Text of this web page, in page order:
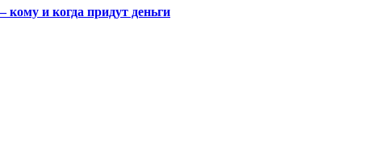
и когда придут деньги